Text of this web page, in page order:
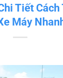
Tiết Cách
Máy